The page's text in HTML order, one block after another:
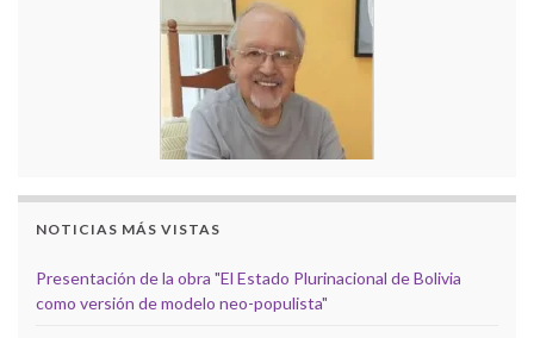
NOTICIAS MÁS VISTAS
Presentación de la obra "El Estado Plurinacional de Bolivia
como versión de modelo neo-populista"